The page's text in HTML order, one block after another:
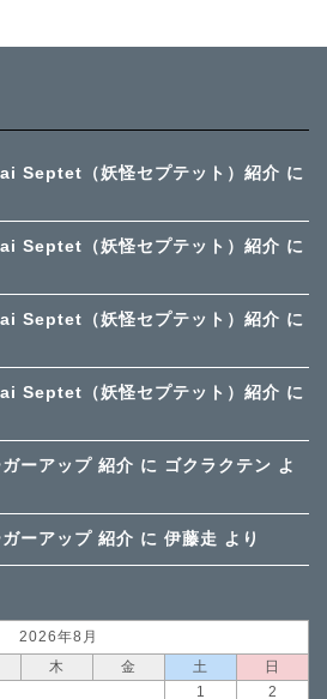
Septet（妖怪セプテット）紹介 に
Septet（妖怪セプテット）紹介 に
Septet（妖怪セプテット）紹介 に
Septet（妖怪セプテット）紹介 に
ーアップ 紹介 に ゴクラクテン よ
ーアップ 紹介 に 伊藤走 より
2026年8月
木 金 土
日
1
2